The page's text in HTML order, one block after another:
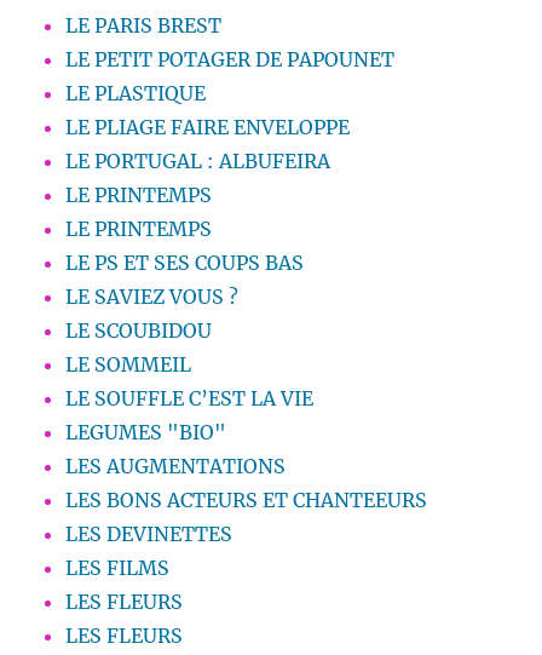
LE PARIS BREST
LE PETIT POTAGER DE PAPOUNET
LE PLASTIQUE
LE PLIAGE FAIRE ENVELOPPE
LE PORTUGAL : ALBUFEIRA
LE PRINTEMPS
LE PRINTEMPS
LE PS ET SES COUPS BAS
LE SAVIEZ VOUS ?
LE SCOUBIDOU
LE SOMMEIL
LE SOUFFLE C’EST LA VIE
LEGUMES "BIO"
LES AUGMENTATIONS
LES BONS ACTEURS ET CHANTEEURS
LES DEVINETTES
LES FILMS
LES FLEURS
LES FLEURS